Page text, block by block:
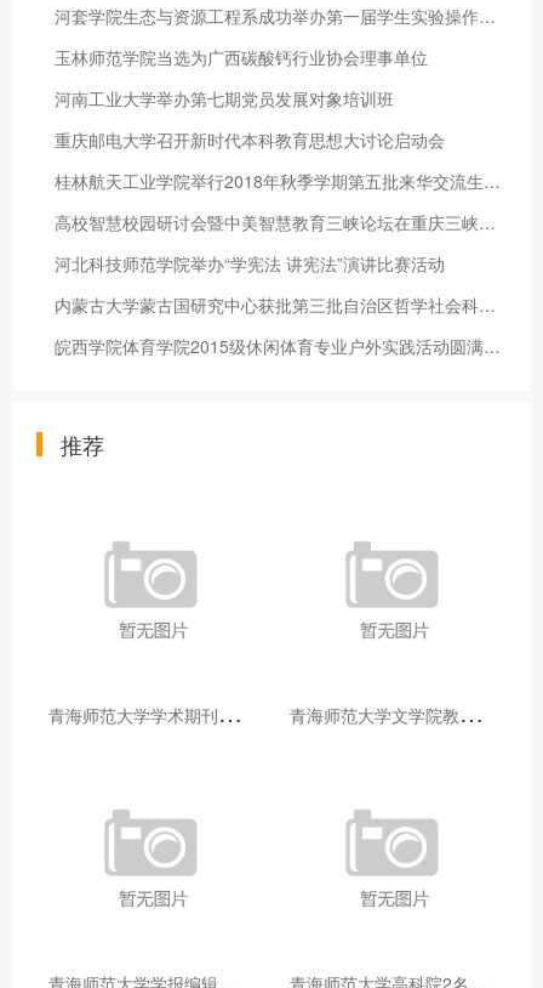
河套学院生态与资源工程系成功举办第一届学生实验操作技能大赛
玉林师范学院当选为广西碳酸钙行业协会理事单位
河南工业大学举办第七期党员发展对象培训班
重庆邮电大学召开新时代本科教育思想大讨论启动会
桂林航天工业学院举行2018年秋季学期第五批来华交流生实习暨交流
高校智慧校园研讨会暨中美智慧教育三峡论坛在重庆三峡学院召开
河北科技师范学院举办“学宪法 讲宪法”演讲比赛活动
内蒙古大学蒙古国研究中心获批第三批自治区哲学社会科学重点研究
皖西学院体育学院2015级休闲体育专业户外实践活动圆满结束
推荐
青
海师范大学学术期刊两个专栏入选2025年青海省期刊重点专栏 青
海师范大学文学院教师赴山东省相关高校和学术机构交流学习